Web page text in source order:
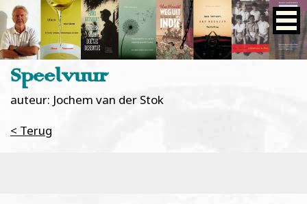
Speelvuur
auteur: Jochem van der Stok
< Terug